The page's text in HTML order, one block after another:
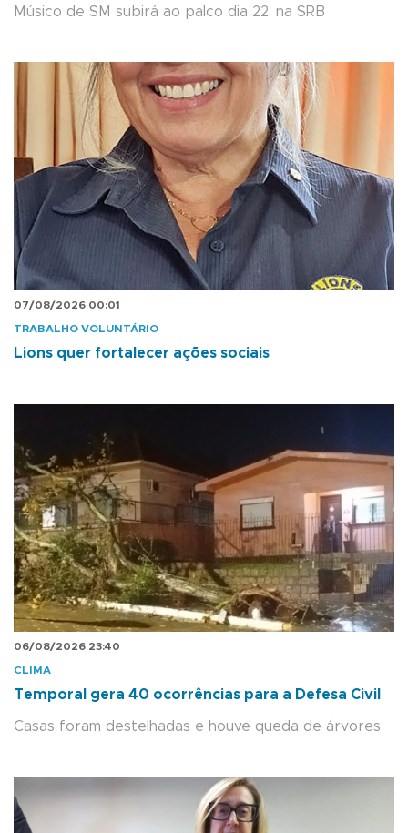
Músico de SM subirá ao palco dia 22, na SRB
07/08/2026 00:01
TRABALHO VOLUNTÁRIO
Lions quer fortalecer ações sociais
06/08/2026 23:40
CLIMA
Temporal gera 40 ocorrências para a Defesa Civil
Casas foram destelhadas e houve queda de árvores